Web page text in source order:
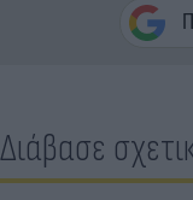
Διάβασε